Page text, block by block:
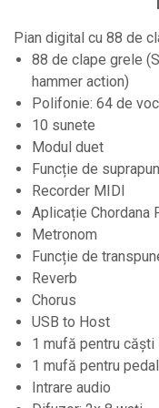
Controllere MIDI - USB
Controllere monitoare
Convertoare AD/DA
Interfete audio
Interfete MIDI si Cabluri
Microfoane de studio
Monitoare de studio
Pop filtre
Preamplificatoare
Protectii antifonice pentru
Rack studio
Recordere de studio
Recordere portabile
Sintetizatoare
Pian digital cu 88 de
88 de clape grele
hammer action)
Polifonie: 64 de
10 sunete
Modul duet
Funcție de
Recorder MIDI
Aplicație Chordana
Metronom
Funcție de
Reverb
Chorus
USB to Host
1 mufă pentru căști
1 mufă pentru
Intrare audio